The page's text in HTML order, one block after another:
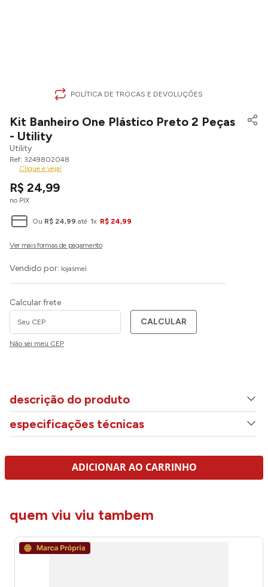
POLÍTICA DE TROCAS E DEVOLUÇÕES
Kit Banheiro One Plástico Preto 2 Peças
- Utility
Utility
3249802048
Clique e veja!
R$ 24,99
no PIX
Ou R$ 24,99 até 1x R$ 24,99
Vendido por: lojasmel
Calcular frete
CALCULAR
Não sei meu CEP
descrição do produto
especificações técnicas
ADICIONAR AO CARRINHO
quem viu viu tambem